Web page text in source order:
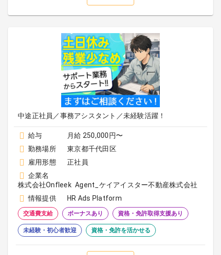
中途正社員／事務アシスタント／未経験活躍！
給与
月給 250,000円〜
勤務場所
東京都千代田区
雇用形態
正社員
企業名
株式会社Onfleek Agent_ケイアイスター不動産株式会社
情報提供
HR Ads Platform
交通費支給 ボーナスあり 資格・免許取得支援あり
未経験・初心者歓迎 資格・免許を活かせる